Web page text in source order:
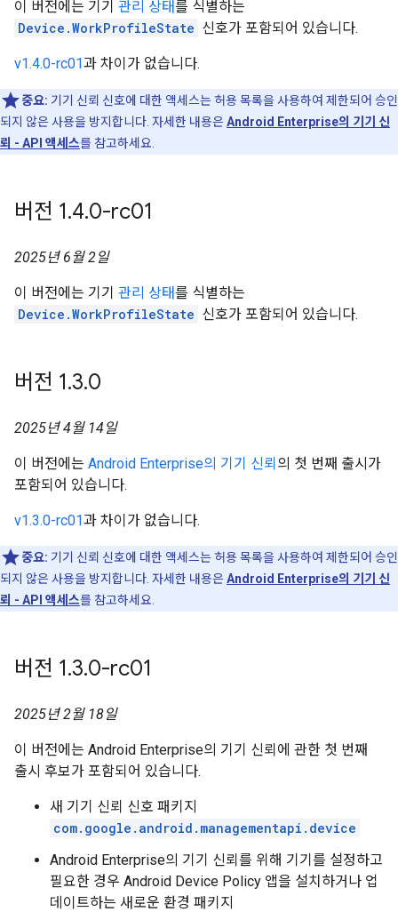
이 버전에는 기기 관리 상태를 식별하는
Device.WorkProfileState 신호가 포함되어 있습니다.
v1.4.0-rc01과 차이가 없습니다.
중요: 기기 신뢰 신호에 대한 액세스는 허용 목록을 사용하여 제한되어 승인
되지 않은 사용을 방지합니다. 자세한 내용은Android Enterprise의 기기 신
뢰 - API 액세스를 참고하세요.
버전 1.4.0-rc01
2025년 6월 2일
이 버전에는 기기 관리 상태를 식별하는
Device.WorkProfileState 신호가 포함되어 있습니다.
버전 1.3.0
2025년 4월 14일
이 버전에는 Android Enterprise의 기기 신뢰 의 첫 번째 출시가
포함되어 있습니다.
v1.3.0-rc01과 차이가 없습니다.
중요: 기기 신뢰 신호에 대한 액세스는 허용 목록을 사용하여 제한되어 승인
되지 않은 사용을 방지합니다. 자세한 내용은Android Enterprise의 기기 신
뢰 - API 액세스를 참고하세요.
버전 1.3.0-rc01
2025년 2월 18일
이 버전에는 Android Enterprise의 기기 신뢰에 관한 첫 번째
출시 후보가 포함되어 있습니다.
새 기기 신뢰 신호 패키지
com.google.android.managementapi.device
Android Enterprise의 기기 신뢰를 위해 기기를 설정하고
필요한 경우 Android Device Policy 앱을 설치하거나 업
데이트하는 새로운 환경 패키지